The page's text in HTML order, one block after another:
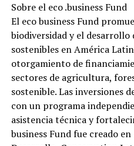
Sobre el eco .business Fund
El eco business Fund
biodiversidad y el desarrollo
sostenibles en América
otorgamiento de
sectores de agricultura,
sostenible. Las inversiones
con un programa
asistencia técnica y
business Fund fue creado